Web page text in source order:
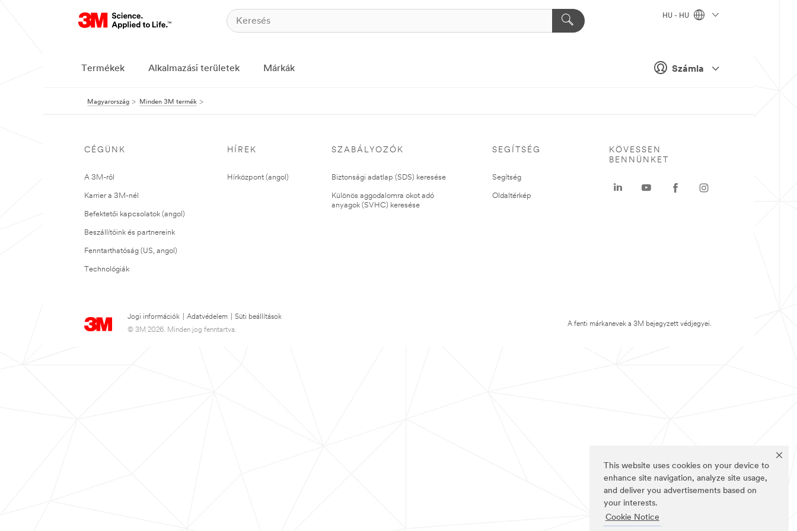
This website uses cookies on your device to
enhance site navigation, analyze site usage,
and deliver you advertisements based on
your interests.
Cookie Notice
Számla
HU - HU
Termékek Alkalmazási területek Márkák
Magyarország Minden 3M termék
CÉGÜNK
A 3M-ről
Karrier a 3M-nél
Befektetői kapcsolatok (angol)
Beszállítóink és partnereink
Fenntarthatóság (US, angol)
Technológiák
HÍREK
Hírközpont (angol)
SZABÁLYOZÓK
Biztonsági adatlap (SDS) keresése
Különös aggodalomra okot adó
anyagok (SVHC) keresése
SEGÍTSÉG
Segítség
Oldaltérkép
Jogi információk Adatvédelem
Süti beállítások
© 3M 2026. Minden jog fenntartva.
KÖVESSEN
BENNÜNKET
A fenti márkanevek a 3M bejegyzett védjegyei.